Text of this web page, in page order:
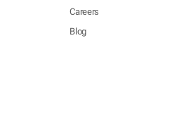
Careers
Blog